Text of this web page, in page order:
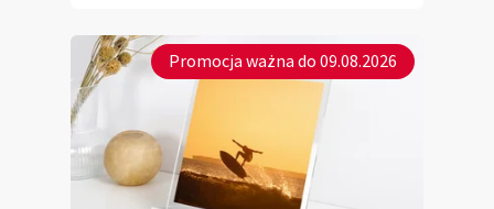
Promocja ważna do 09.08.2026